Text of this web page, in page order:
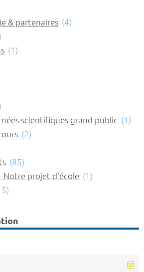
& partenaires (4)
(1)
scientifiques grand public (1)
(2)
(85)
Notre projet d'école (1)